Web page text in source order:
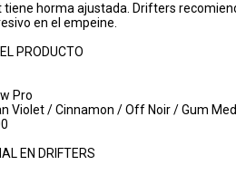
tiene horma ajustada. Drifters
en el empeine.
PRODUCTO
Pro
Violet / Cinnamon / Off Noir / Gum
EN DRIFTERS